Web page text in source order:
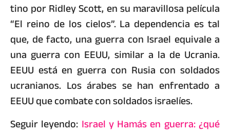
tino por Ridley Scott, en su maravillosa película
“El reino de los cielos”. La dependencia es tal
que, de facto, una guerra con Israel equivale a
una guerra con EEUU, similar a la de Ucrania.
EEUU está en guerra con Rusia con soldados
ucranianos. Los árabes se han enfrentado a
EEUU que combate con soldados israelíes.
Seguir leyendo: Israel y Hamás en guerra: ¿qué